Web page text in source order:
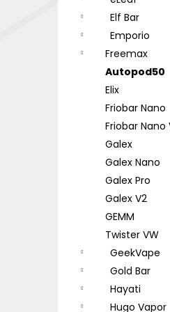
Elf Bar
Emporio
Freemax
Autopod50
Elix
Friobar Nano
Friobar Nano
Galex
Galex Nano
Galex Pro
Galex V2
GEMM
Twister VW
GeekVape
Gold Bar
Hayati
Hugo Vapor
DEKANG DESERT
155 Kč
Původně:195 Kč